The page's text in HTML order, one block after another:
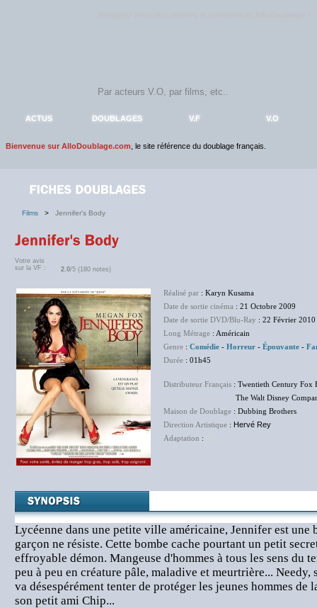
ACTUS DOUBLAGES V.F V.O
Bienvenue sur AlloDoublage.com , le site référence du doublage français.
Films > Jennifer's Body
Votre avis
sur la VF :
2.0/5 (180 notes)
Réalisé par : Karyn Kusama
Date de sortie cinéma : 21 Octobre 2009
Date de sortie DVD/Blu-Ray : 22 Février 2010
Long Métrage : Américain
Genre : Comédie - Horreur - Épouvante -
Durée : 01h45
Distributeur Français : Twentieth Century Fox
The Walt Disney Company
Maison de Doublage : Dubbing Brothers
Direction Artistique : Hervé Rey
Adaptation :
Lycéenne dans une petite ville américaine, Jennifer est une
garçon ne résiste. Cette bombe cache pourtant un petit
effroyable démon. Mangeuse d'hommes à tous les sens du
peu à peu en créature pâle, maladive et meurtrière... Needy,
va désespérément tenter de protéger les jeunes hommes de
son petit ami Chip...